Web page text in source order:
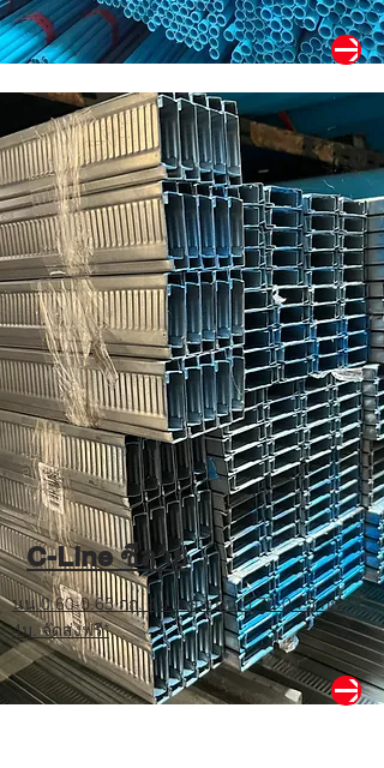
C-Line ซีลาย
นน.0.60-0.65 กก. 4ม. และ นน.0.70-0.75 กก.
4ม. จัดส่งฟรี*